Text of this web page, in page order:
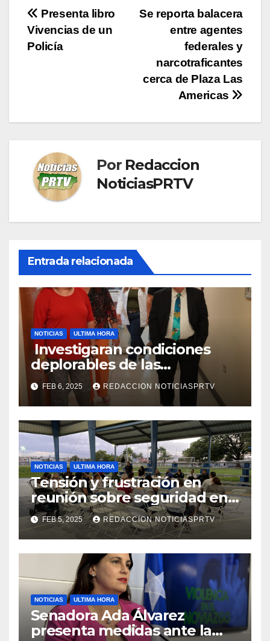
Navegación
de
Se reporta balacera
entre agentes
federales y
narcotraficantes
cerca de Plaza Las
Americas
Presenta libro
Vivencias de un
Policía
Por Redaccion
NoticiasPRTV
Entrada relacionada
NOTICIAS ULTIMA HORA
Investigaran condiciones
deplorables de las
facilidades el Departamento
de la Salud en Mayagüez
FEB 6, 2025 REDACCION NOTICIASPRTV
NOTICIAS ULTIMA HORA
Tensión y frustración en
reunión sobre seguridad en
Reparto Metropolitano
FEB 5, 2025 REDACCION NOTICIASPRTV
NOTICIAS ULTIMA HORA
Senadora Ada Álvarez
presenta medidas ante la